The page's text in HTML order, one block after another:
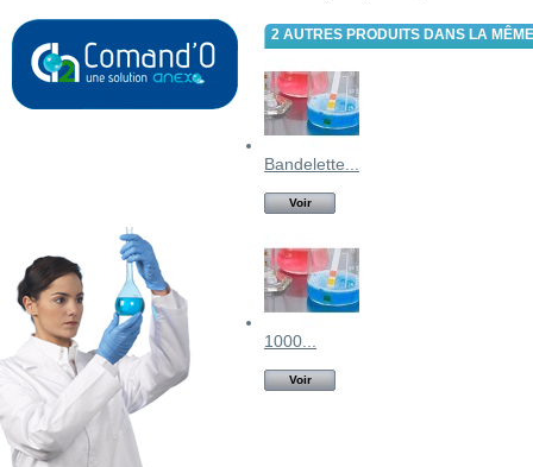
2 AUTRES PRODUITS DANS LA
Bandelette...
Voir
1000...
Voir